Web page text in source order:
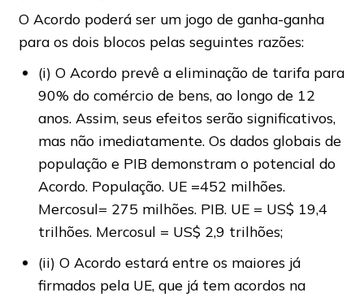
O Acordo poderá ser um jogo de ganha-ganha
para os dois blocos pelas seguintes razões:
(i) O Acordo prevê a eliminação de tarifa para
90% do comércio de bens, ao longo de 12
anos. Assim, seus efeitos serão significativos,
mas não imediatamente. Os dados globais de
população e PIB demonstram o potencial do
Acordo. População. UE =452 milhões.
Mercosul= 275 milhões. PIB. UE = US$ 19,4
trilhões. Mercosul = US$ 2,9 trilhões;
(ii) O Acordo estará entre os maiores já
firmados pela UE, que já tem acordos na